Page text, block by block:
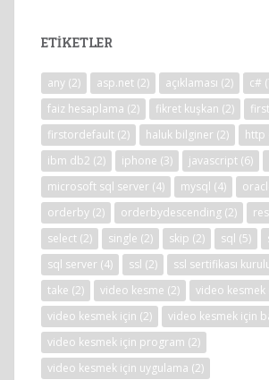
ETIKETLER
any (2) asp.net (2) açıklaması (2) c#
faiz hesaplama (2) fikret kuşkan (2) first
firstordefault (2) haluk bilginer (2) http
ibm db2 (2) iphone (3) javascript (6)
microsoft sql server (4) mysql (4)
orderby (2) orderbydescending (2)
select (2) single (2) skip (2) sql (5)
sql server (4) ssl (2) ssl sertifikası
take (2) video kesme (2) video kesmek
video kesmek için (2) video kesmek için
video kesmek için program (2)
video kesmek için uygulama (2)